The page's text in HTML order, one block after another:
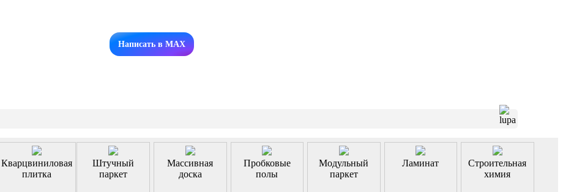
Заказать звонок
Написать в MAX
Кварцвиниловая
плитка
Штучный
паркет
Массивная
доска
Пробковые
полы
Модульный
паркет
Ламинат
Строительная
химия